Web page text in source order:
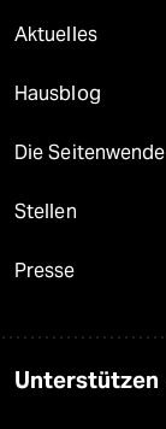
Aktuelles
Hausblog
Die Seitenwende
Stellen
Presse
Unterstützen